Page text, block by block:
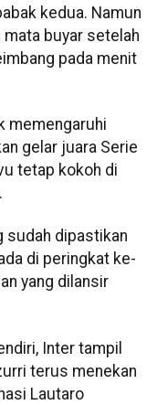
kedua. Namun
mata buyar setelah
pada menit
memengaruhi
gelar juara Serie
tetap kokoh di
sudah dipastikan
di peringkat ke-
yang dilansir
Inter tampil
terus menekan
Lautaro